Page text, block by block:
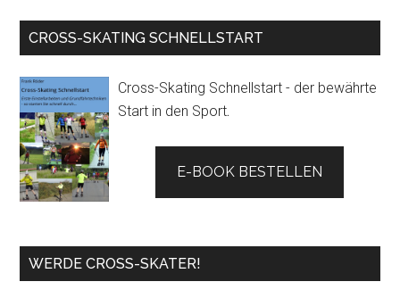
CROSS-SKATING SCHNELLSTART
Cross-Skating Schnellstart - der bewährte
Start in den Sport.
E-BOOK BESTELLEN
WERDE CROSS-SKATER!